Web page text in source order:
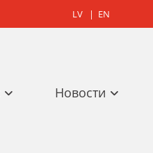
LV | EN
Новости